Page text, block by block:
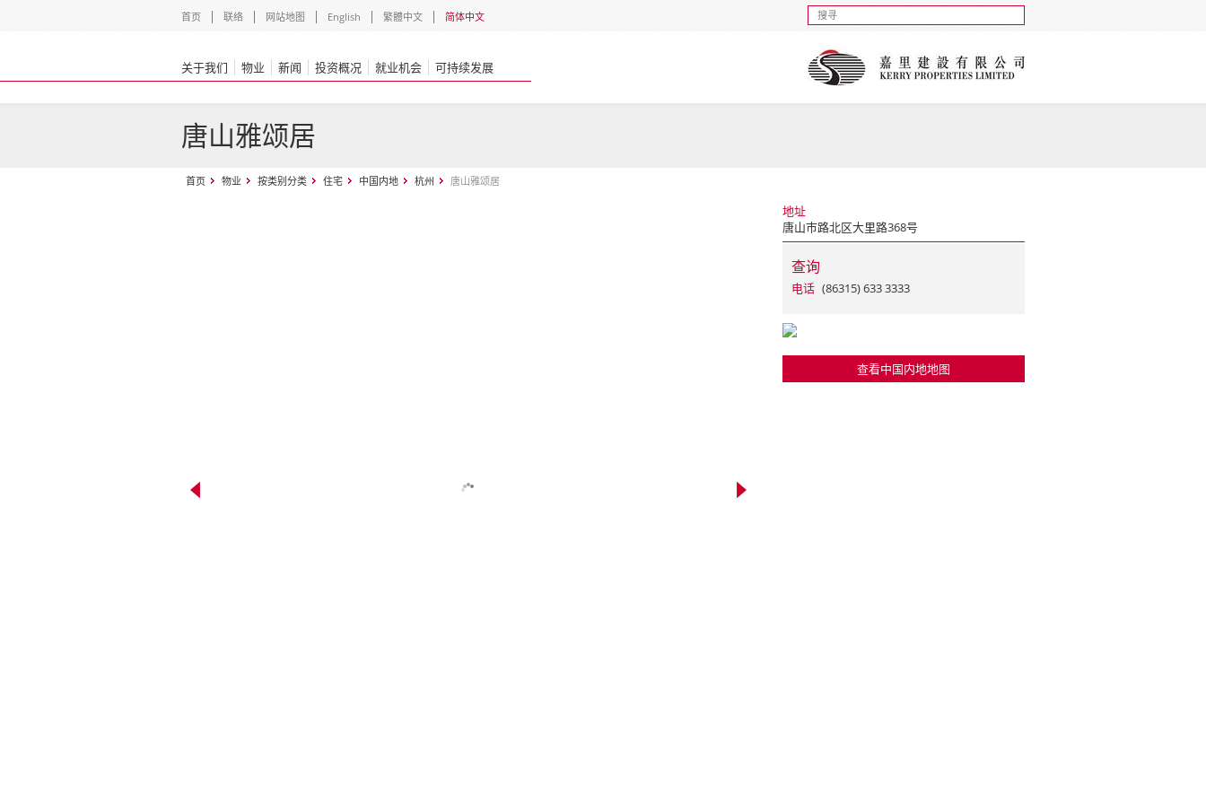
首页 联络 网站地图 English 繁體中文 简体中文
关于我们 物业 新闻 投资概况 就业机会 可持续发展
唐山雅颂居
首页 物业 按类别分类 住宅 中国内地 杭州 唐山雅颂居
地址
唐山巿路北区大里路368号
查询
电话 (86315) 633 3333
查看中国内地地图